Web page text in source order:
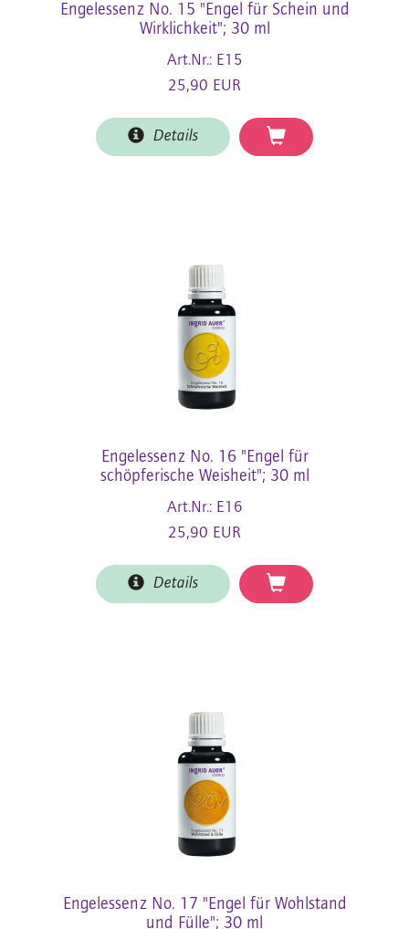
Engelessenz No. 15 "Engel für Schein und
Wirklichkeit"; 30 ml
Art.Nr.: E15
25,90 EUR
Details
Engelessenz No. 16 "Engel für
schöpferische Weisheit"; 30 ml
Art.Nr.: E16
25,90 EUR
Details
Engelessenz No. 17 "Engel für Wohlstand
und Fülle"; 30 ml